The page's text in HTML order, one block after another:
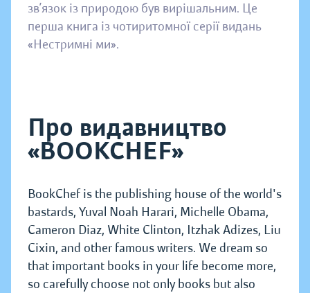
зв’язок із природою був вирішальним. Це
перша книга із чотиритомної серії видань
«Нестримні ми».
Про видавництво
«BOOKCHEF»
BookChef is the publishing house of the world's
bastards, Yuval Noah Harari, Michelle Obama,
Cameron Diaz, White Clinton, Itzhak Adizes, Liu
Cixin, and other famous writers. We dream so
that important books in your life become more,
so carefully choose not only books but also